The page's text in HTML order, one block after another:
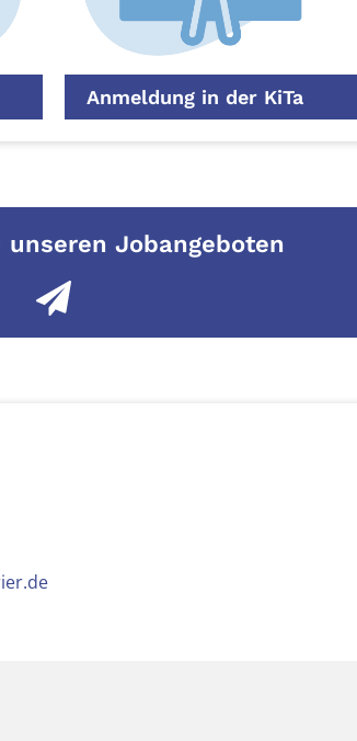
Anmeldung in der KiTa
unseren Jobangeboten